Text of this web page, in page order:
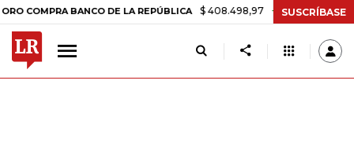
BANCO DE LA REPÚBLICA $ 408.498,97 +$ 8.753,81 +2,19%
SUSCRÍBASE